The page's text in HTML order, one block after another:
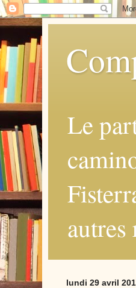
Le
autres
lundi 29 avril